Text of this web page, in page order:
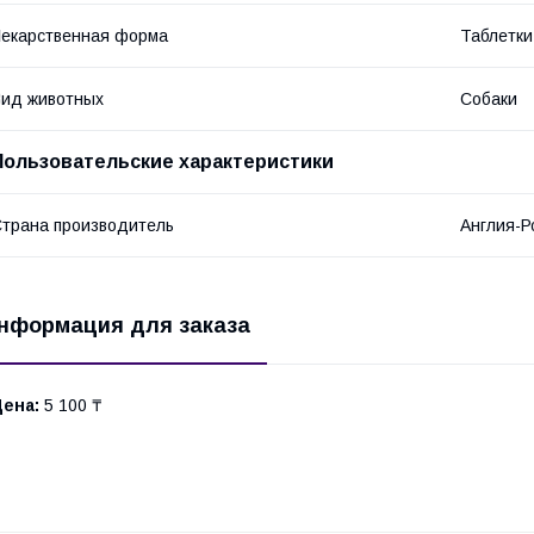
форма Таблетки
животных Собаки
характеристики
производитель Англия-
для заказа
5 100 ₸